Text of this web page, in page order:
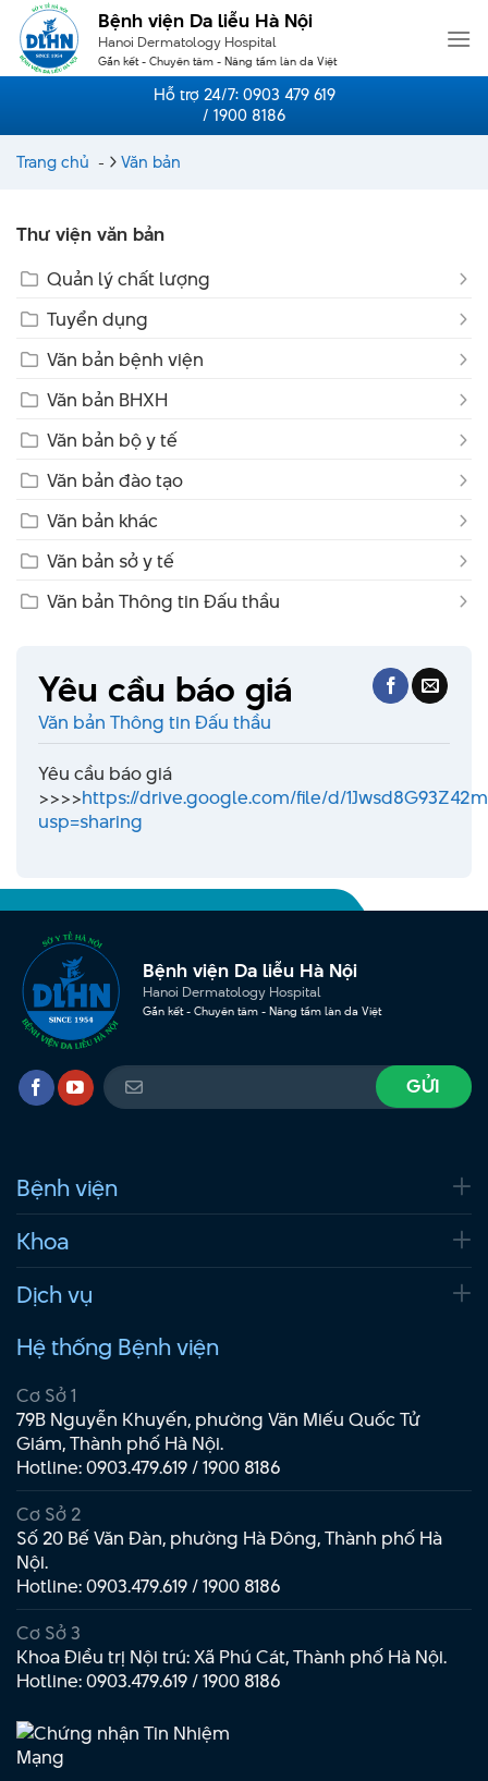
Skip
content
Bệnh viện Da liễu Hà Nội
Hanoi Dermatology Hospital
Gắn kết - Chuyên tâm - Nâng tầm làn da Việt
Hỗ trợ 24/7: 0903 479 619
/ 1900 8186
Trang chủ - Văn bản
Thư viện văn bản
Quản lý chất lượng
Tuyển dụng
Văn bản bệnh viện
Văn bản BHXH
Văn bản bộ y tế
Văn bản đào tạo
Văn bản khác
Văn bản sở y tế
Văn bản Thông tin Đấu thầu
Yêu cầu báo giá
Văn bản Thông tin Đấu thầu
Yêu cầu báo giá
>>>>https://drive.google.com/file/d/
usp=sharing
Bệnh viện Da liễu Hà Nội
Hanoi Dermatology Hospital
Gắn kết - Chuyên tâm - Nâng tầm làn da Việt
Bệnh viện
Khoa
Dịch vụ
Hệ thống Bệnh viện
Cơ Sở 1
79B Nguyễn Khuyến, phường Văn Miếu Quốc Tử
Giám, Thành phố Hà Nội.
Hotline:0903.479.619/1900 8186
Cơ Sở 2
Số 20 Bế Văn Đàn, phường Hà Đông, Thành phố Hà
Nội.
Hotline:0903.479.619/1900 8186
Cơ Sở 3
Khoa Điều trị Nội trú: Xã Phú Cát, Thành phố Hà Nội.
Hotline:0903.479.619/1900 8186